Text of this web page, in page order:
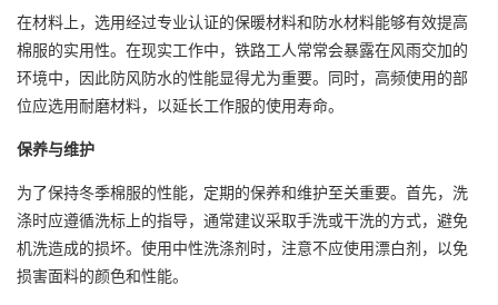
在材料上，选用经过专业认证的保暖材料和防水材料能够有效提高
棉服的实用性。在现实工作中，铁路工人常常会暴露在风雨交加的
环境中，因此防风防水的性能显得尤为重要。同时，高频使用的部
位应选用耐磨材料，以延长工作服的使用寿命。
保养与维护
为了保持冬季棉服的性能，定期的保养和维护至关重要。首先，洗
涤时应遵循洗标上的指导，通常建议采取手洗或干洗的方式，避免
机洗造成的损坏。使用中性洗涤剂时，注意不应使用漂白剂，以免
损害面料的颜色和性能。